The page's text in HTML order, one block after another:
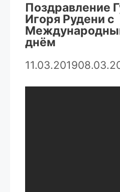
Поздравление
Игоря Рудени с
днём
11.03.2019